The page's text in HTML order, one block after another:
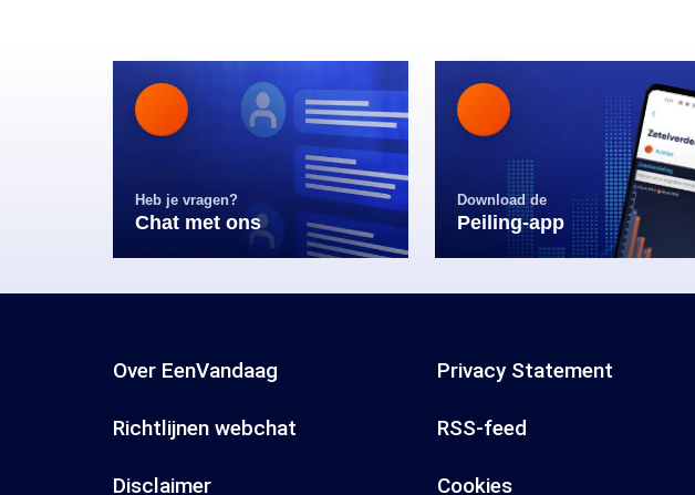
Heb je vragen?
Chat met ons
Download de
Peiling-app
Over EenVandaag Privacy Statement
Richtlijnen webchat RSS-feed
Disclaimer Cookies